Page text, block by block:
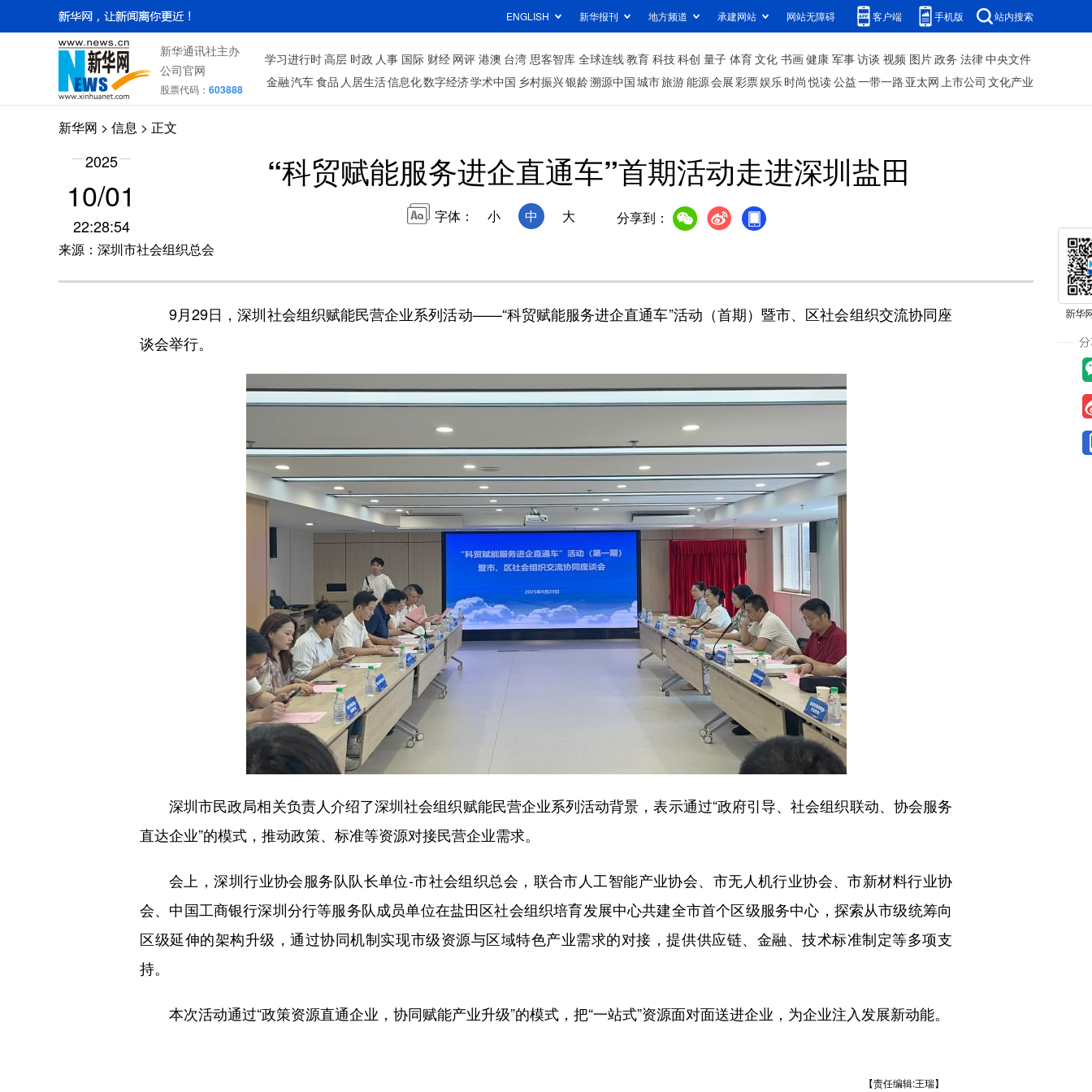
ENGLISH 新华报刊 地方频道 承建网站 网站无障碍 客户端 手机版 站内搜索
新华通讯社主办
公司官网
股票代码： 603888
学习进行时高层 时政 人事 国际 财经 网评 港澳 台湾 思客智库 全球连线教育 科技科创 量子 体育文化 书画健康 军事访谈 视频 图片政务 法律中央文件
金融汽车食品 人居生活信息化数字经济学术中国 乡村振兴银龄溯源中国城市旅游能源会展彩票娱乐时尚 悦读公益一带一路 亚太网上市公司 文化产业
新华网 > 信息 > 正文
2025
10/01
22:28:54
来源：深圳市社会组织总会
“科贸赋能服务进企直通车”首期活动走进深圳盐田
字体： 小 中 大 分享到：
9月29日，深圳社会组织赋能民营企业系列活动——“科贸赋能服务进企直通车”活动（首期）暨市、区社会组织交流协同座
谈会举行。
深圳市民政局相关负责人介绍了深圳社会组织赋能民营企业系列活动背景，表示通过“政府引导、社会组织联动、协会服务
直达企业”的模式，推动政策、标准等资源对接民营企业需求。
会上，深圳行业协会服务队队长单位-市社会组织总会，联合市人工智能产业协会、市无人机行业协会、市新材料行业协
会、中国工商银行深圳分行等服务队成员单位在盐田区社会组织培育发展中心共建全市首个区级服务中心，探索从市级统筹向
区级延伸的架构升级，通过协同机制实现市级资源与区域特色产业需求的对接，提供供应链、金融、技术标准制定等多项支
持。
本次活动通过“政策资源直通企业，协同赋能产业升级”的模式，把“一站式”资源面对面送进企业，为企业注入发展新动能。
【责任编辑:王瑞】